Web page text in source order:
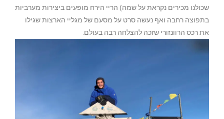
שכולנו מכירים נקראת על שמה) הריי הירח מופעים ביצירות מערביות
בתפוצה רחבה ואף נעשה סרט על מסעם של מגליי הארצות שגילו
את רכס הרוונזורי שזכה להצלחה רבה בעולם.